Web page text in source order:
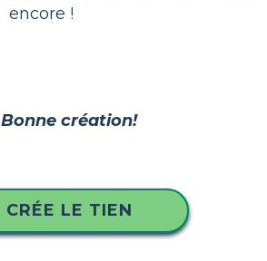
encore !
Bonne création!
CRÉE LE TIEN